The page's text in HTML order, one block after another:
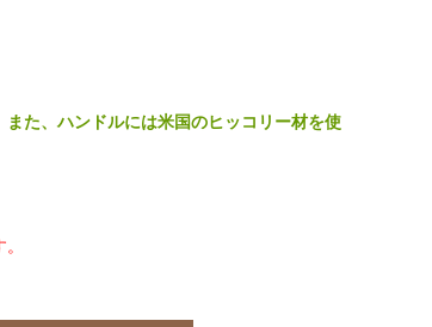
た、ハンドルには米国のヒッコリー材を使